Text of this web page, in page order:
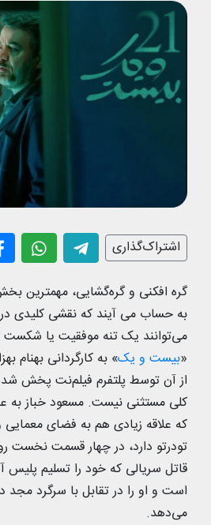
اشتراک‌گذاری
گره افکنی و گره‌گشایی، مهمترین
به حساب می آیند که نقشی کلیدی
می‌توانند یک تنه موفقیت یا شکست
«بیست و یک
از آن توسط پلتفرم فیلم‌نت پخش
کلی مستثنی نیست. مسعود خباز به
که علاقه زیادی هم به فضای
تودرتو دارد، در چهار قسمت نخست
قاتل سریالی که خود را تسلیم پلیس
است و او را در تقابل با سرگرد مجد
می‌دهد.